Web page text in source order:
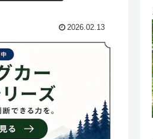
2026.02.13